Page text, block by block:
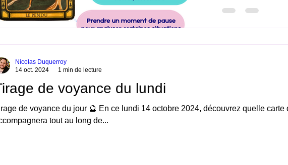
de voyance du lundi
de voyance du jour 🔮 En ce lundi 14 octobre 2024, découvrez quelle carte
tout au long de...
Nicolas Duquerroy
14 oct. 2024
1 min de lecture